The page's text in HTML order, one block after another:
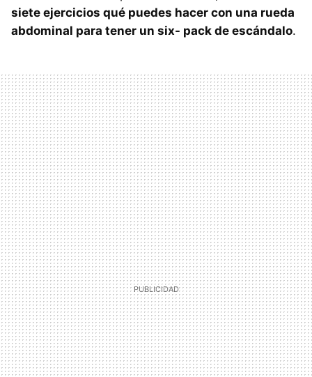
siete ejercicios qué puedes hacer con una rueda
abdominal para tener un six- pack de escándalo.